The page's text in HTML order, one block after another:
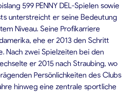
599 PENNY DEL-Spielen sowie
unterstreicht er seine Bedeutung
Niveau. Seine Profikarriere
ehe er 2013 den Schritt
Nach zwei Spielzeiten bei den
er 2015 nach Straubing, wo
Persönlichkeiten des Clubs
hinweg eine zentrale sportliche